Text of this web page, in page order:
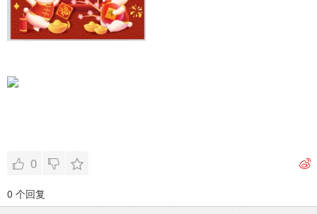
0
0 个回复